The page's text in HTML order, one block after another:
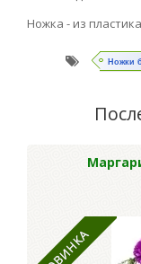
Ножка - из
Ножки